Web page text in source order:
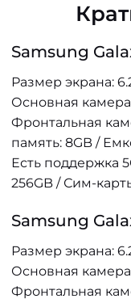
Samsung
Размер экрана:
Основная камера:
Фронтальная
память: 8GB /
Есть поддержка
256GB / Сим-
Samsung
Размер экрана:
Основная камера:
Фронтальная